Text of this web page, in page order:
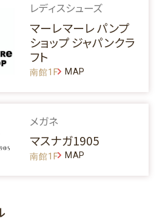
レディスシューズ
マーレマーレ パンプ
ショップ ジャパンクラ
フト
南館1F MAP
メガネ
マスナガ1905
南館1F MAP